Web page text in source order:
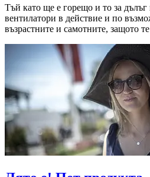
Тъй като ще е горещо и то за
вентилатори в действие и по
възрастните и самотните, защото